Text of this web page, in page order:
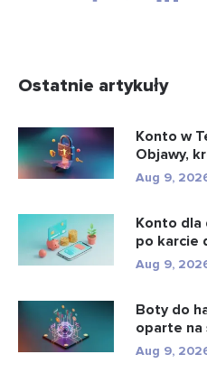
Ostatnie artykuły
Konto w
Objawy,
zapobie...
Aug 9,
Konto dla
po karcie
Aug 9,
Boty do
oparte na
Aug 9,